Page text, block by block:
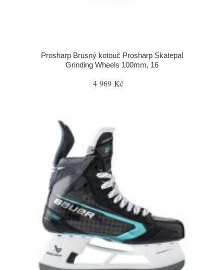
Prosharp Brusný kotouč Prosharp Skatepal
Grinding Wheels 100mm, 16
4 969 Kč